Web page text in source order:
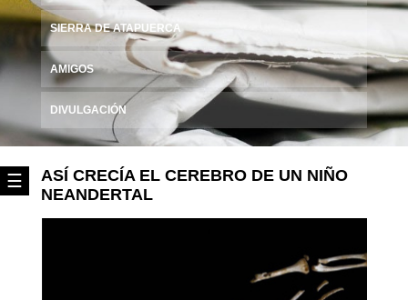
☰
SIERRA DE ATAPUERCA
AMIGOS
DIVULGACIÓN
ASÍ CRECÍA EL CEREBRO DE UN NIÑO
NEANDERTAL